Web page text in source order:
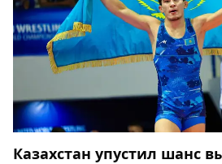
Казахстан упустил шанс